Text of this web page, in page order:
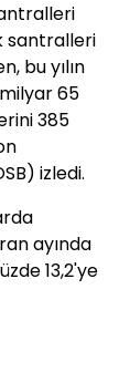
santralleri
bu yılın
milyar 65
385
izledi.
ayında
13,2'ye